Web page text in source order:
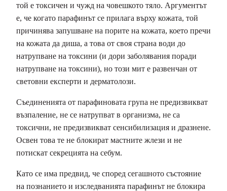
той е токсичен и чужд на човешкото тяло. Аргументът
е, че когато парафинът се прилага върху кожата, той
причинява запушване на порите на кожата, което пречи
на кожата да диша, а това от своя страна води до
натрупване на токсини (и дори заболявания поради
натрупване на токсини), но този мит е развенчан от
световни експерти и дерматолози.
Съединенията от парафиновата група не предизвикват
възпаление, не се натрупват в организма, не са
токсични, не предизвикват сенсибилизация и дразнене.
Освен това те не блокират мастните жлези и не
потискат секрецията на себум.
Като се има предвид, че според сегашното състояние
на познанието и изследванията парафинът не блокира